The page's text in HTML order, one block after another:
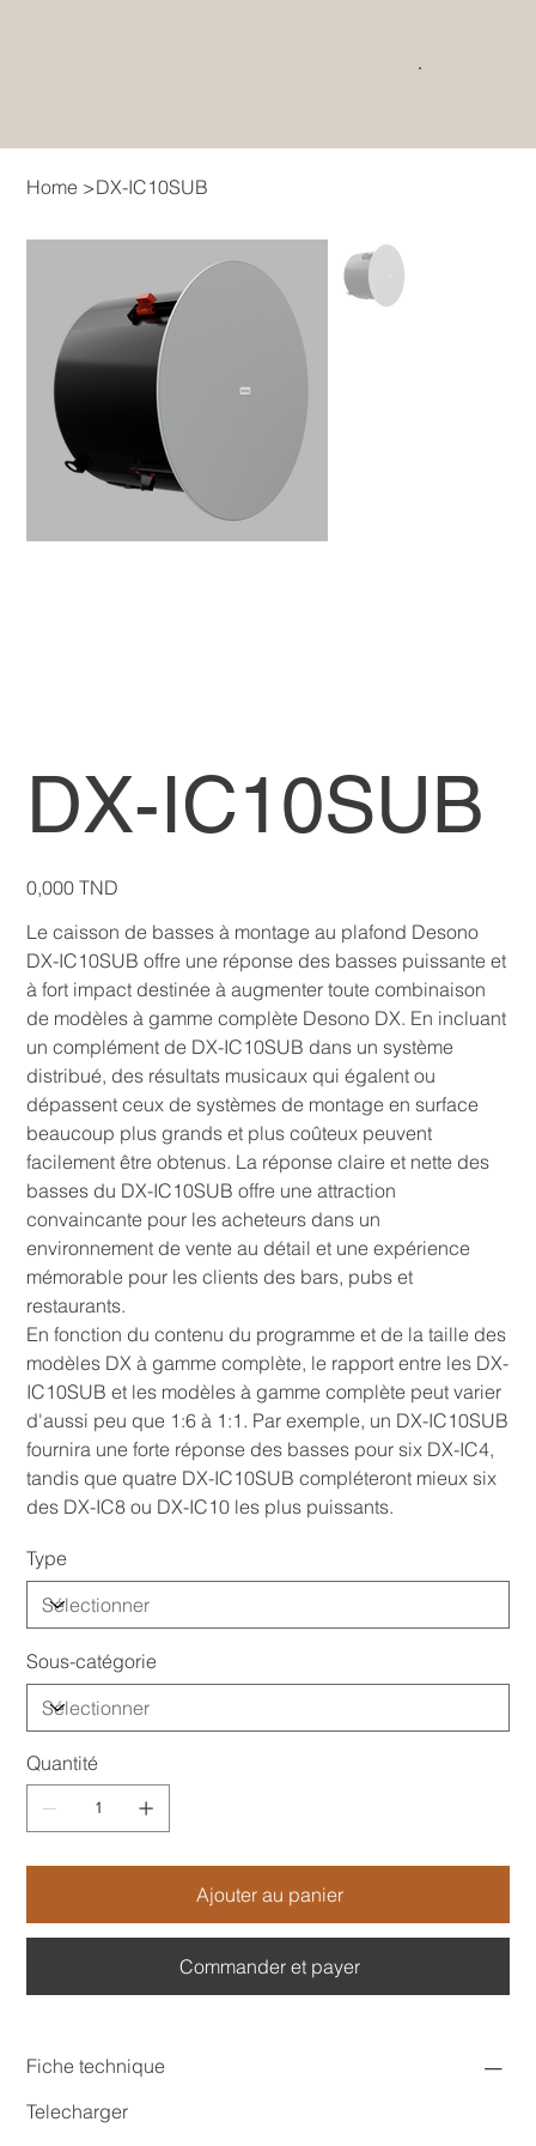
Home >DX-IC10SUB
DX-IC10SUB
Prix
0,000 TND
Le caisson de basses à montage au plafond Desono
DX-IC10SUB offre une réponse des basses puissante et
à fort impact destinée à augmenter toute combinaison
de modèles à gamme complète Desono DX. En incluant
un complément de DX-IC10SUB dans un système
distribué, des résultats musicaux qui égalent ou
dépassent ceux de systèmes de montage en surface
beaucoup plus grands et plus coûteux peuvent
facilement être obtenus. La réponse claire et nette des
basses du DX-IC10SUB offre une attraction
convaincante pour les acheteurs dans un
environnement de vente au détail et une expérience
mémorable pour les clients des bars, pubs et
restaurants.
En fonction du contenu du programme et de la taille des
modèles DX à gamme complète, le rapport entre les DX-
IC10SUB et les modèles à gamme complète peut varier
d'aussi peu que 1:6 à 1:1. Par exemple, un DX-IC10SUB
fournira une forte réponse des basses pour six DX-IC4,
tandis que quatre DX-IC10SUB compléteront mieux six
des DX-IC8 ou DX-IC10 les plus puissants.
Type
Sous-catégorie
Quantité
Ajouter au panier
Commander et payer
Fiche technique
Telecharger